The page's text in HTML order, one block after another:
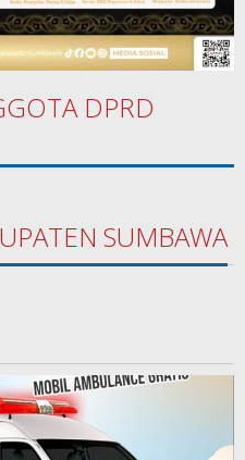
DPRD
SUMBAWA